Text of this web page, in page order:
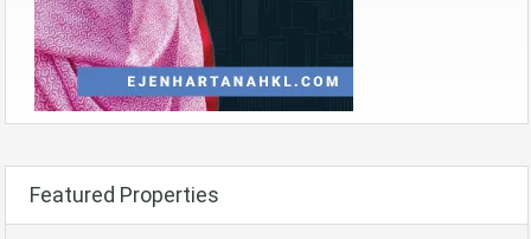
Featured Properties